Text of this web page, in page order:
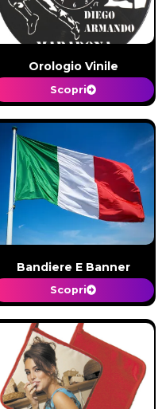
Orologio Vinile
Scopri
Bandiere E Banner
Scopri